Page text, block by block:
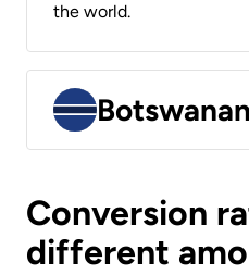
the world.
Conversion
different